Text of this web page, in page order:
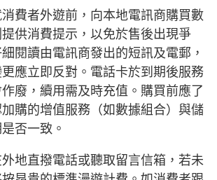
費者外遊前，向本地電訊商購買數
供消費提示，以免於售後出現爭
閱讀由電訊商發出的短訊及電郵，
應立即反對。電話卡於到期後服務
廢，續用需及時充值。購買前應了
購的增值服務（如數據組合）與儲
否一致。
地直撥電話或聽取留言信箱，若未